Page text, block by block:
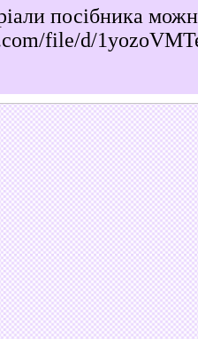
посібника
file/d/